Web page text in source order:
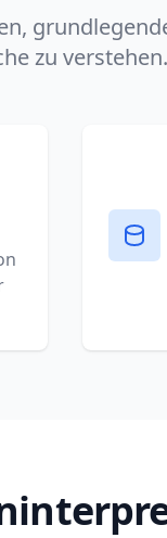
zu verstehen.